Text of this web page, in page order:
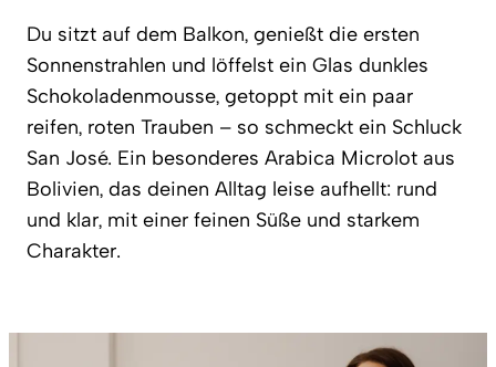
Du sitzt auf dem Balkon, genießt die ersten
Sonnenstrahlen und löffelst ein Glas dunkles
Schokoladenmousse, getoppt mit ein paar
reifen, roten Trauben – so schmeckt ein Schluck
San José. Ein besonderes Arabica Microlot aus
Bolivien, das deinen Alltag leise aufhellt: rund
und klar, mit einer feinen Süße und starkem
Charakter.